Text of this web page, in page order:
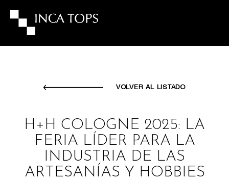
VOLVER AL LISTADO
H+H COLOGNE 2025: LA
FERIA LÍDER PARA LA
INDUSTRIA DE LAS
ARTESANÍAS Y HOBBIES